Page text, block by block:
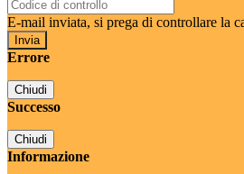
E-mail inviata, si prega di controllare la
Errore
Chiudi
Successo
Chiudi
Informazione